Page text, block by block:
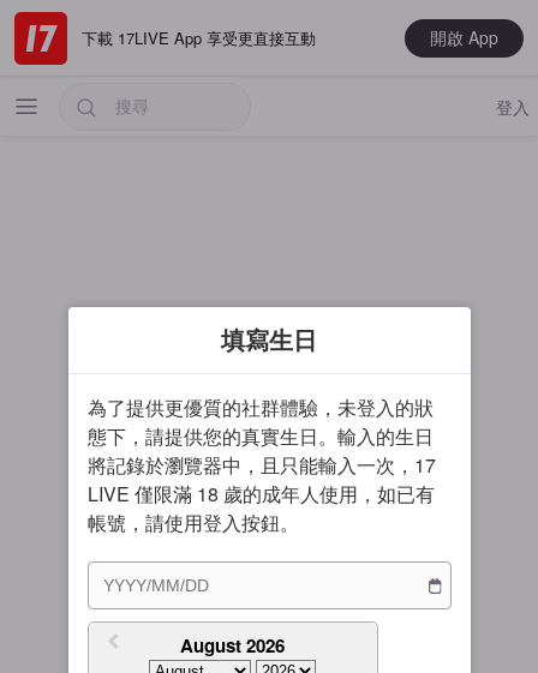
下載 17LIVE App 享受更直接互動 開啟 App
最新
電玩遊戲
大神推薦
男主播
女主播
我的訂閱
繁體中文
繁體中文-香港
登入
填寫生日
為了提供更優質的社群體驗，未登入的狀
態下，請提供您的真實生日。輸入的生日
將記錄於瀏覽器中，且只能輸入一次，17
LIVE 僅限滿 18 歲的成年人使用，如已有
帳號，請使用登入按鈕。
August 2026
我同意 服務條款與隱私權政策